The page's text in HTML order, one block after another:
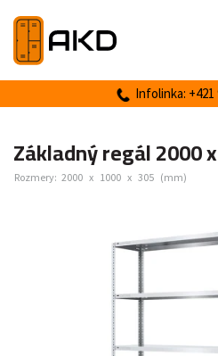
Infolinka: +421
Základný regál 2000
Rozmery: 2000 x 1000 x 305 (mm)